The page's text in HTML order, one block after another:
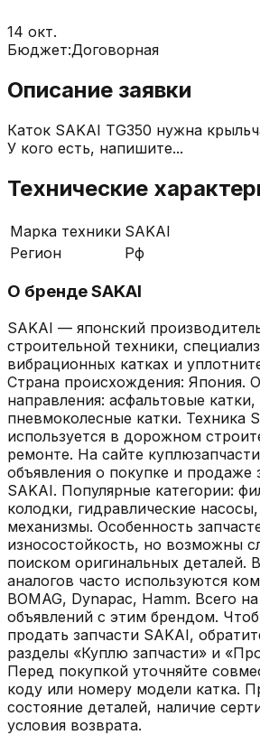
14 окт.
Бюджет:Договорная
Описание заявки
Каток SAKAI TG350 нужна
У кого есть, напишите...
Технические
Марка техники SAKAI
Регион
Рф
О брендеSAKAI
SAKAI — японский
строительной техники,
вибрационных катках и
Страна происхождения: Япония.
направления: асфальтовые
пневмоколесные катки. Техника
используется в дорожном
ремонте. На сайте
объявления о покупке и продаже
SAKAI. Популярные категории:
колодки, гидравлические
механизмы. Особенность
износостойкость, но возможны
поиском оригинальных деталей.
аналогов часто используются
BOMAG, Dynapac, Hamm. Всего
объявлений с этим брендом.
продать запчасти SAKAI,
разделы «Куплю запчасти» и
Перед покупкой уточняйте
коду или номеру модели катка.
состояние деталей, наличие
условия возврата.